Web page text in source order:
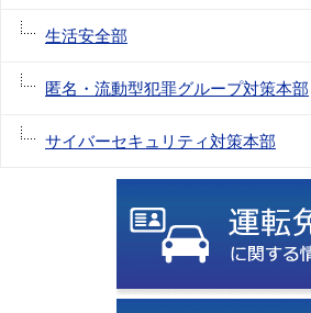
生活安全部
匿名・流動型犯罪グループ対策本部
サイバーセキュリティ対策本部